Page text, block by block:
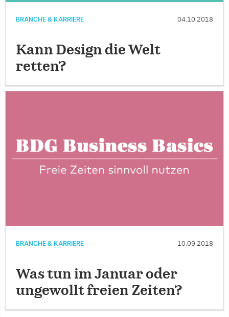
BRANCHE & KARRIERE 04.10.2018
Kann Design die Welt
retten?
BRANCHE & KARRIERE 10.09.2018
Was tun im Januar oder
ungewollt freien Zeiten?